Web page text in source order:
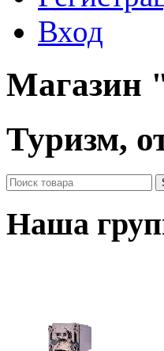
Вход
Магазин
Туризм,
Наша